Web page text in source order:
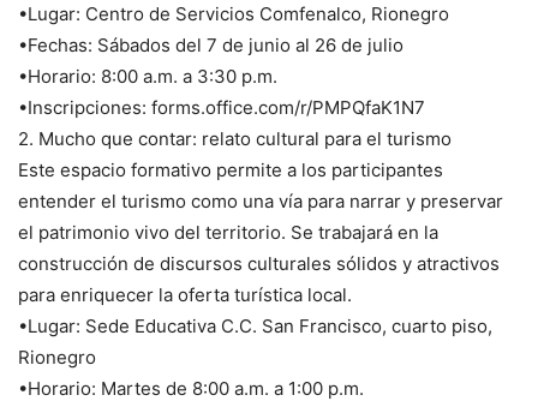
•Lugar: Centro de Servicios Comfenalco, Rionegro
•Fechas: Sábados del 7 de junio al 26 de julio
•Horario: 8:00 a.m. a 3:30 p.m.
•Inscripciones: forms.office.com/r/PMPQfaK1N7
2. Mucho que contar: relato cultural para el turismo
Este espacio formativo permite a los participantes
entender el turismo como una vía para narrar y preservar
el patrimonio vivo del territorio. Se trabajará en la
construcción de discursos culturales sólidos y atractivos
para enriquecer la oferta turística local.
•Lugar: Sede Educativa C.C. San Francisco, cuarto piso,
Rionegro
•Horario: Martes de 8:00 a.m. a 1:00 p.m.